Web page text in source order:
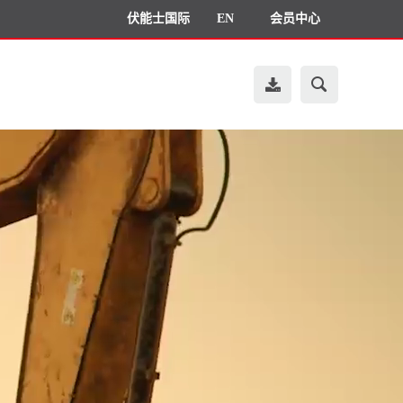
伏能士国际 EN 会员中心